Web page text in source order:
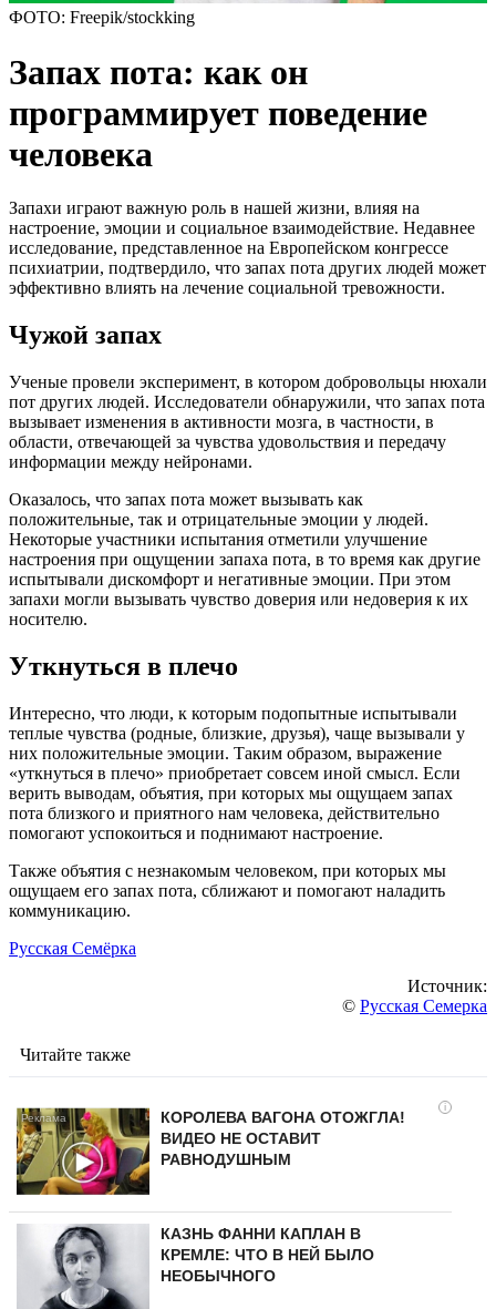
ФОТО: Freepik/stockking
Запах пота: как он
программирует поведение
человека
Запахи играют важную роль в нашей жизни, влияя на
настроение, эмоции и социальное взаимодействие. Недавнее
исследование, представленное на Европейском конгрессе
психиатрии, подтвердило, что запах пота других людей может
эффективно влиять на лечение социальной тревожности.
Чужой запах
Ученые провели эксперимент, в котором добровольцы нюхали
пот других людей. Исследователи обнаружили, что запах пота
вызывает изменения в активности мозга, в частности, в
области, отвечающей за чувства удовольствия и передачу
информации между нейронами.
Оказалось, что запах пота может вызывать как
положительные, так и отрицательные эмоции у людей.
Некоторые участники испытания отметили улучшение
настроения при ощущении запаха пота, в то время как другие
испытывали дискомфорт и негативные эмоции. При этом
запахи могли вызывать чувство доверия или недоверия к их
носителю.
Уткнуться в плечо
Интересно, что люди, к которым подопытные испытывали
теплые чувства (родные, близкие, друзья), чаще вызывали у
них положительные эмоции. Таким образом, выражение
«уткнуться в плечо» приобретает совсем иной смысл. Если
верить выводам, объятия, при которых мы ощущаем запах
пота близкого и приятного нам человека, действительно
помогают успокоиться и поднимают настроение.
Также объятия с незнакомым человеком, при которых мы
ощущаем его запах пота, сближают и помогают наладить
коммуникацию.
Русская Семёрка
Источник:
© Русская Семерка
Читайте также
i
КОРОЛЕВА ВАГОНА ОТОЖГЛА!
ВИДЕО НЕ ОСТАВИТ
РАВНОДУШНЫМ
КАЗНЬ ФАННИ КАПЛАН В
КРЕМЛЕ: ЧТО В НЕЙ БЫЛО
НЕОБЫЧНОГО